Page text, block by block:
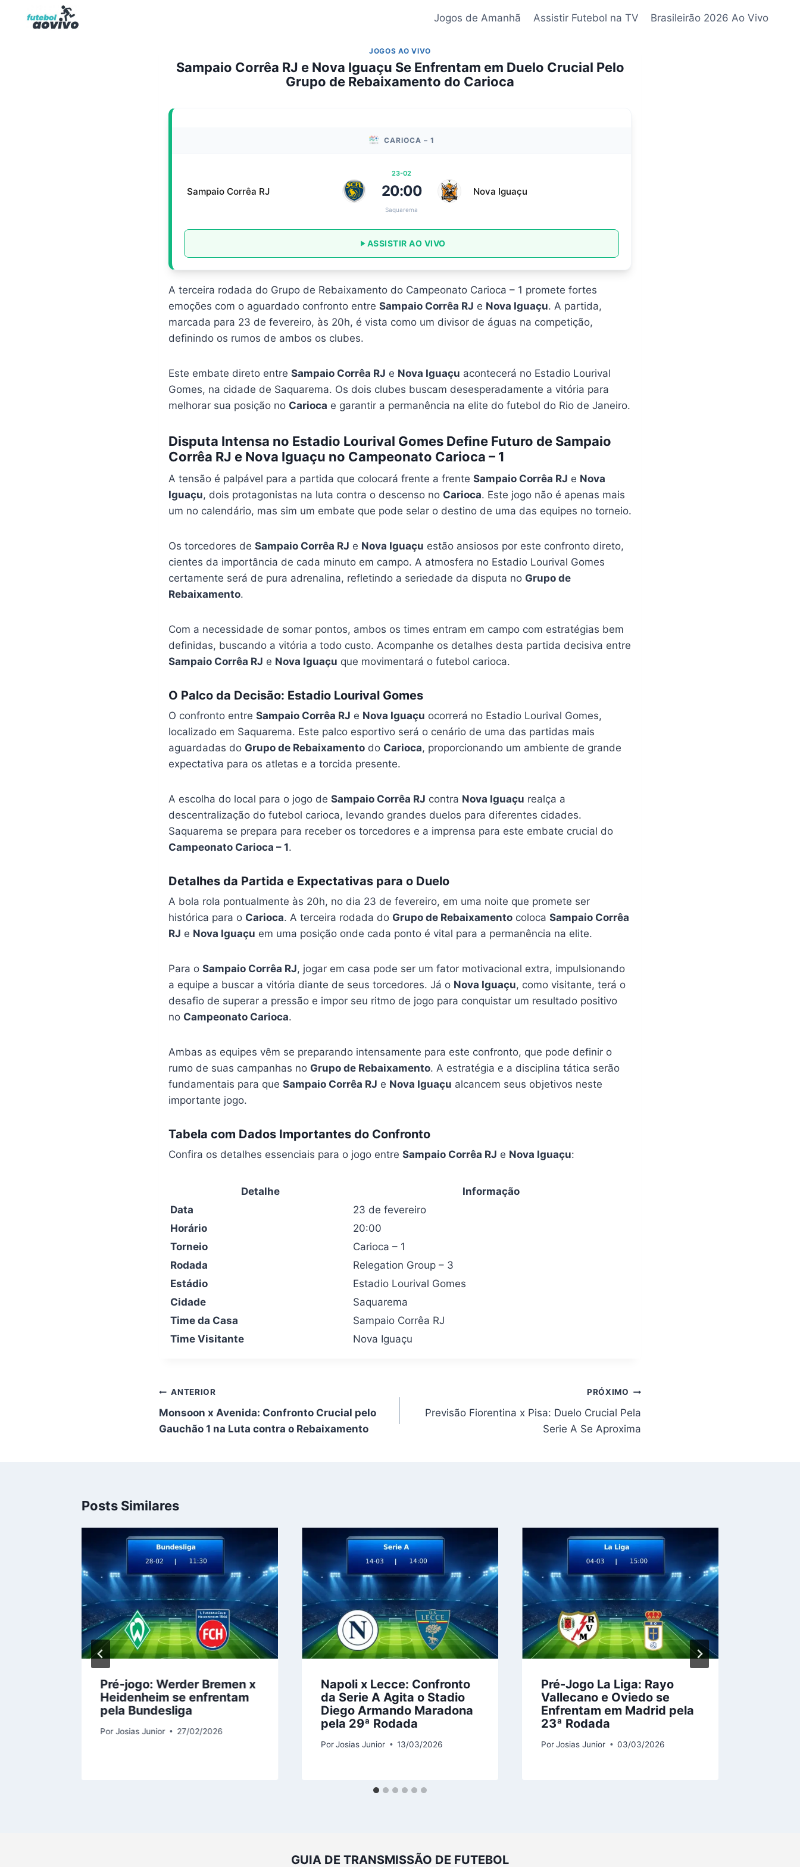
Jogos de Amanhã Assistir Futebol na TV Brasileirão 2026 Ao Vivo
JOGOS AO VIVO
Sampaio Corrêa RJ e Nova Iguaçu Se Enfrentam em Duelo Crucial Pelo
Grupo de Rebaixamento do Carioca
CARIOCA – 1
Sampaio Corrêa RJ
23-02
20:00
Saquarema
Nova Iguaçu
ASSISTIR AO VIVO
A terceira rodada do Grupo de Rebaixamento do Campeonato Carioca – 1 promete fortes
emoções com o aguardado confronto entre Sampaio Corrêa RJ e Nova Iguaçu. A partida,
marcada para 23 de fevereiro, às 20h, é vista como um divisor de águas na competição,
definindo os rumos de ambos os clubes.
Este embate direto entre Sampaio Corrêa RJ e Nova Iguaçu acontecerá no Estadio Lourival
Gomes, na cidade de Saquarema. Os dois clubes buscam desesperadamente a vitória para
melhorar sua posição no Carioca e garantir a permanência na elite do futebol do Rio de Janeiro.
Disputa Intensa no Estadio Lourival Gomes Define Futuro de Sampaio
Corrêa RJ e Nova Iguaçu no Campeonato Carioca – 1
A tensão é palpável para a partida que colocará frente a frente Sampaio Corrêa RJ e Nova
Iguaçu, dois protagonistas na luta contra o descenso no Carioca. Este jogo não é apenas mais
um no calendário, mas sim um embate que pode selar o destino de uma das equipes no torneio.
Os torcedores de Sampaio Corrêa RJ e Nova Iguaçu estão ansiosos por este confronto direto,
cientes da importância de cada minuto em campo. A atmosfera no Estadio Lourival Gomes
certamente será de pura adrenalina, refletindo a seriedade da disputa no Grupo de
Rebaixamento.
Com a necessidade de somar pontos, ambos os times entram em campo com estratégias bem
definidas, buscando a vitória a todo custo. Acompanhe os detalhes desta partida decisiva entre
Sampaio Corrêa RJ e Nova Iguaçu que movimentará o futebol carioca.
O Palco da Decisão: Estadio Lourival Gomes
O confronto entre Sampaio Corrêa RJ e Nova Iguaçu ocorrerá no Estadio Lourival Gomes,
localizado em Saquarema. Este palco esportivo será o cenário de uma das partidas mais
aguardadas do Grupo de Rebaixamentodo Carioca, proporcionando um ambiente de grande
expectativa para os atletas e a torcida presente.
A escolha do local para o jogo de Sampaio Corrêa RJ contra Nova Iguaçu realça a
descentralização do futebol carioca, levando grandes duelos para diferentes cidades.
Saquarema se prepara para receber os torcedores e a imprensa para este embate crucial do
Campeonato Carioca – 1.
Detalhes da Partida e Expectativas para o Duelo
A bola rola pontualmente às 20h, no dia 23 de fevereiro, em uma noite que promete ser
histórica para o Carioca. A terceira rodada do Grupo de Rebaixamentocoloca Sampaio Corrêa
RJ e Nova Iguaçu em uma posição onde cada ponto é vital para a permanência na elite.
Para o Sampaio Corrêa RJ, jogar em casa pode ser um fator motivacional extra, impulsionando
a equipe a buscar a vitória diante de seus torcedores. Já o Nova Iguaçu, como visitante, terá o
desafio de superar a pressão e impor seu ritmo de jogo para conquistar um resultado positivo
no Campeonato Carioca.
Ambas as equipes vêm se preparando intensamente para este confronto, que pode definir o
rumo de suas campanhas no Grupo de Rebaixamento. A estratégia e a disciplina tática serão
fundamentais para que Sampaio Corrêa RJ e Nova Iguaçu alcancem seus objetivos neste
importante jogo.
Tabela com Dados Importantes do Confronto
Confira os detalhes essenciais para o jogo entre Sampaio Corrêa RJ e Nova Iguaçu:
Detalhe
Informação
Data
23 de fevereiro
Horário
20:00
Torneio
Carioca – 1
Rodada
Relegation Group – 3
Estádio
Estadio Lourival Gomes
Cidade
Saquarema
Time da Casa
Sampaio Corrêa RJ
Time Visitante
Nova Iguaçu
Navegação
de
Post
ANTERIOR
Monsoon x Avenida: Confronto Crucial pelo
Gauchão 1 na Luta contra o Rebaixamento
PRÓXIMO
Previsão Fiorentina x Pisa: Duelo Crucial Pela
Serie A Se Aproxima
Posts Similares
Pré-jogo:Werder Bremen x
Heidenheim se enfrentam
pela Bundesliga
PorJosias Junior 27/02/2026
Napoli x Lecce: Confronto
da Serie A Agita o Stadio
Diego Armando Maradona
pela 29ª Rodada
PorJosias Junior 13/03/2026
Pré-Jogo La Liga: Rayo
Vallecano e Oviedo se
Enfrentam em Madrid pela
23ª Rodada
Por Josias Junior 03/03/2026
GUIA DE TRANSMISSÃO DE FUTEBOL